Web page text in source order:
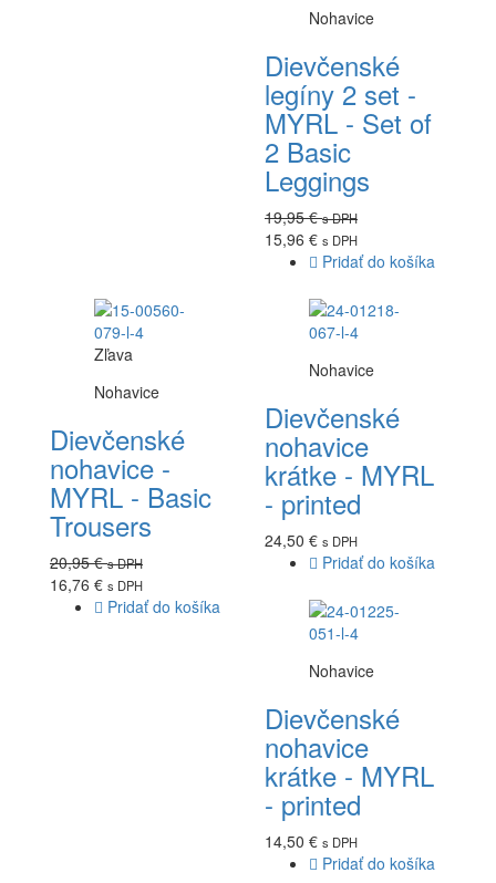
Nohavice
Dievčenské
legíny 2 set -
MYRL - Set of
2 Basic
Leggings
19,95 €s DPH
15,96 € s DPH
Pridať do košíka
Zľava
Nohavice
Dievčenské
nohavice -
MYRL - Basic
Trousers
20,95 €s DPH
16,76 € s DPH
Pridať do košíka
Nohavice
Dievčenské
nohavice
krátke - MYRL
- printed
24,50 € s DPH
Pridať do košíka
Nohavice
Dievčenské
nohavice
krátke - MYRL
- printed
14,50 € s DPH
Pridať do košíka